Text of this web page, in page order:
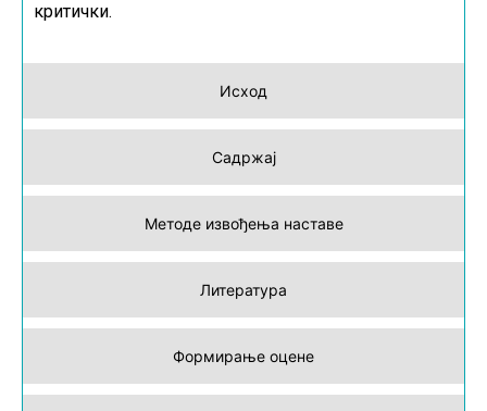
Исход
Садржај
Методе извођења наставе
Литература
Формирање оцене
критички.